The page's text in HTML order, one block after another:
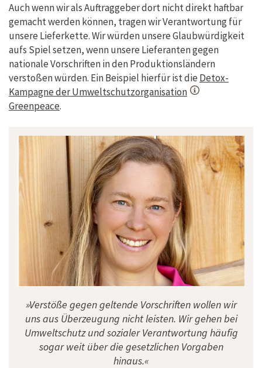
Auch wenn wir als Auftraggeber dort nicht direkt haftbar
gemacht werden können, tragen wir Verantwortung für
unsere Lieferkette. Wir würden unsere Glaubwürdigkeit
aufs Spiel setzen, wenn unsere Lieferanten gegen
nationale Vorschriften in den Produktionsländern
verstoßen würden. Ein Beispiel hierfür ist die Detox-
Kampagne der Umweltschutzorganisation
Greenpeace.
»Verstöße gegen geltende Vorschriften wollen wir
uns aus Überzeugung nicht leisten. Wir gehen bei
Umweltschutz und sozialer Verantwortung häufig
sogar weit über die gesetzlichen Vorgaben
hinaus.«